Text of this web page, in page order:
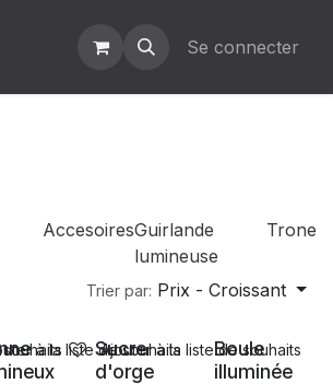
Se connecter
AccesoiresGuirlande
lumineuse
Trone
Trier par: Prix - Croissant
Ventes
Sucre
d'orge
à la liste de souhaits Ventes
Boule
illuminée
Ajouter à la liste de souhaits